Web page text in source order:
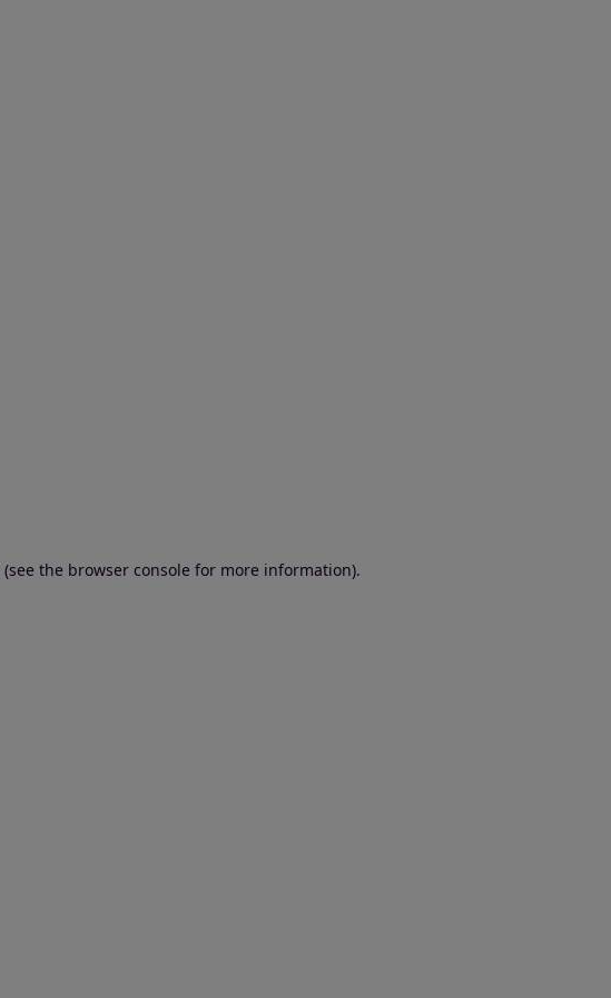
(see the browser console for more information).